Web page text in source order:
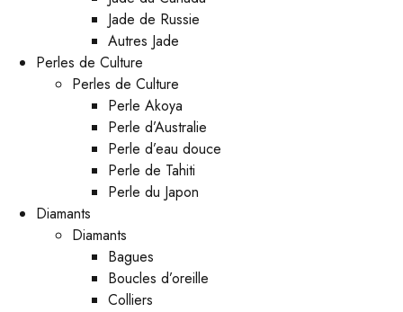
Jade de Russie
Autres Jade
Perles de Culture
Perles de Culture
Perle Akoya
Perle d’Australie
Perle d’eau douce
Perle de Tahiti
Perle du Japon
Diamants
Diamants
Bagues
Boucles d’oreille
Colliers